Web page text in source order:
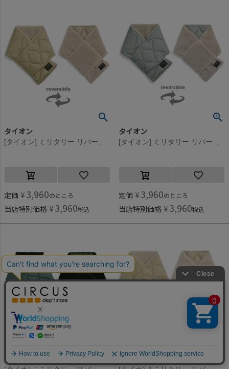
タイオン
定価 ¥ 3,960のところ
当店特別価格 ¥ 3,960税込
タイオン
定価 ¥ 3,960のところ
当店特別価格 ¥ 3,960税込
タイオン タイオン
何かお探しですか？